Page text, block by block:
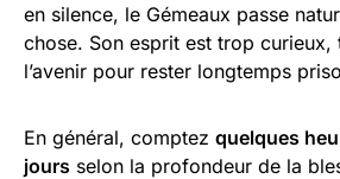
en silence, le Gémeaux passe
chose. Son esprit est trop curieux,
l’avenir pour rester longtemps
En général, comptez quelques
jours selon la profondeur de la